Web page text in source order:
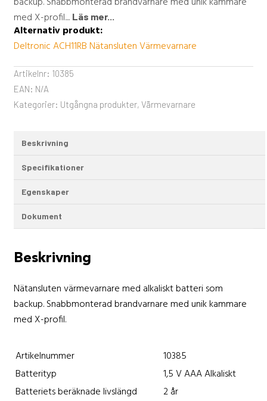
med X-profil.... Läs mer...
Alternativ produkt:
Deltronic ACH11RB Nätansluten Värmevarnare
Artikelnr: 10385
EAN: N/A
Kategorier: Utgångna produkter, Värmevarnare
Beskrivning
Specifikationer
Egenskaper
Dokument
Beskrivning
Nätansluten värmevarnare med alkaliskt batteri som
backup. Snabbmonterad brandvarnare med unik kammare
med X-profil.
Artikelnummer
10385
Batterityp
1,5 V AAA Alkaliskt
Batteriets beräknade livslängd
2 år